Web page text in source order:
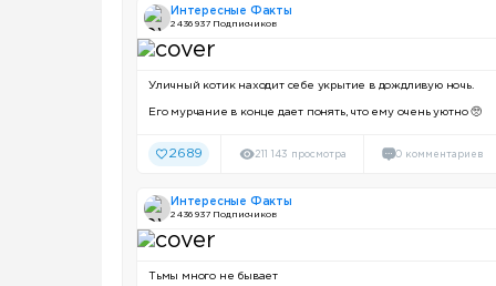
Интересные Факты
2 436 937 Подписчиков
Уличный котик находит себе укрытие в дождливую ночь.
Его мурчание в конце дает понять, что ему очень уютно 🥺
2689 211 143 просмотра 0 комментариев
Интересные Факты
2 436 937 Подписчиков
Тьмы много не бывает